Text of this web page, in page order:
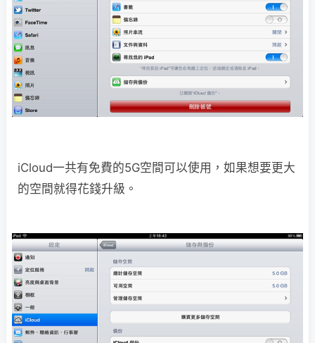
iCloud一共有免費的5G空間可以使用，如果想要更大
的空間就得花錢升級。